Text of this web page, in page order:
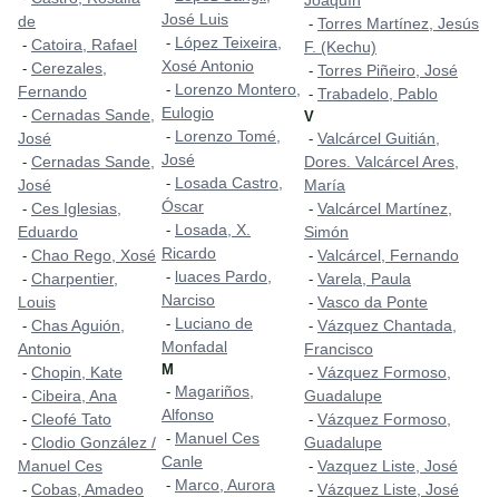
de
- Catoira, Rafael
- Cerezales,
Fernando
- Cernadas Sande,
José
- Cernadas Sande,
José
- Ces Iglesias,
Eduardo
- Chao Rego, Xosé
- Charpentier,
Louis
- Chas Aguión,
Antonio
- Chopin, Kate
- Cibeira, Ana
- Cleofé Tato
- Clodio González /
Manuel Ces
- Cobas, Amadeo
José Luis
- López Teixeira,
Xosé Antonio
- Lorenzo Montero,
Eulogio
- Lorenzo Tomé,
José
- Losada Castro,
Óscar
- Losada, X.
Ricardo
- luaces Pardo,
Narciso
- Luciano de
Monfadal
M
- Magariños,
Alfonso
- Manuel Ces
Canle
- Marco, Aurora
- Torres Martínez, Jesús
F. (Kechu)
- Torres Piñeiro, José
- Trabadelo, Pablo
V
- Valcárcel Guitián,
Dores. Valcárcel Ares,
María
- Valcárcel Martínez,
Simón
- Valcárcel, Fernando
- Varela, Paula
- Vasco da Ponte
- Vázquez Chantada,
Francisco
- Vázquez Formoso,
Guadalupe
- Vázquez Formoso,
Guadalupe
- Vazquez Liste, José
- Vázquez Liste, José